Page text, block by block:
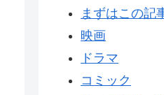
まずはこの記
映画
ドラマ
コミック